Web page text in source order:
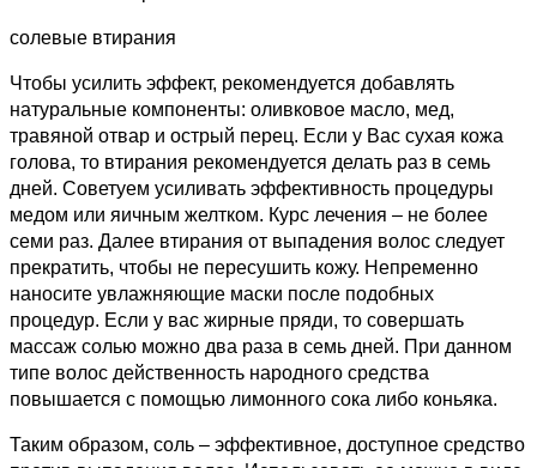
солевые втирания
Чтобы усилить эффект, рекомендуется добавлять
натуральные компоненты: оливковое масло, мед,
травяной отвар и острый перец. Если у Вас сухая кожа
голова, то втирания рекомендуется делать раз в семь
дней. Советуем усиливать эффективность процедуры
медом или яичным желтком. Курс лечения – не более
семи раз. Далее втирания от выпадения волос следует
прекратить, чтобы не пересушить кожу. Непременно
наносите увлажняющие маски после подобных
процедур. Если у вас жирные пряди, то совершать
массаж солью можно два раза в семь дней. При данном
типе волос действенность народного средства
повышается с помощью лимонного сока либо коньяка.
Таким образом, соль – эффективное, доступное средство